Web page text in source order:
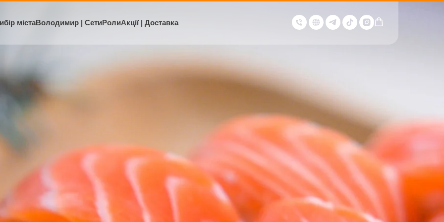
містаВолодимир | СетиРолиАкції | Доставка